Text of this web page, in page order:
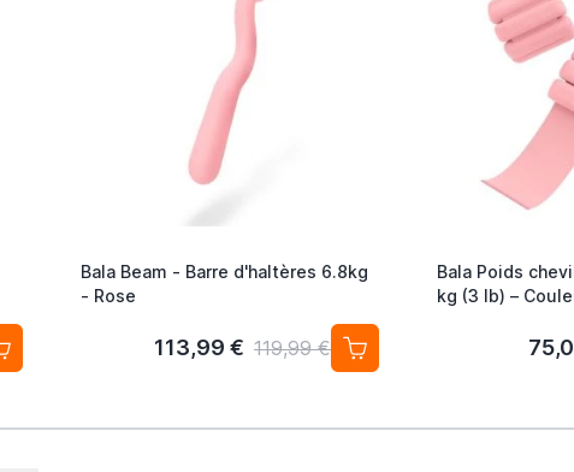
Bala Beam - Barre d'haltères 6.8kg
- Rose
113,99 € 119,99 €
Bala Poids
kg (3 lb) –